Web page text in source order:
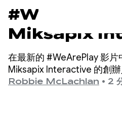
#WeArePlay
Miksapix
如何將古老的薩
球玩家
在最新的 #WeArePlay 影片
Miksapix Interactive 的創
同慶祝 Google Play 應用程
Robbie McLachlan • 2